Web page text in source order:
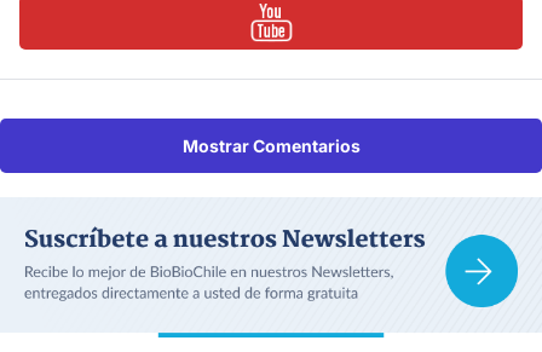
Mostrar Comentarios